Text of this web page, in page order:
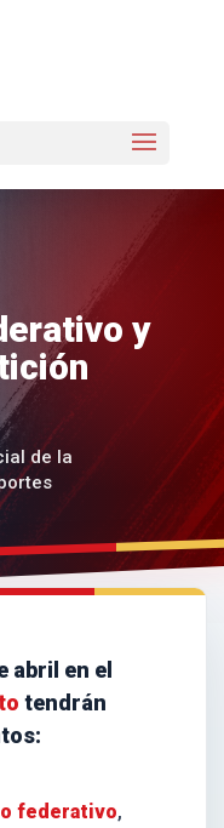
y
de la
abril en el
tendrán
federativo,